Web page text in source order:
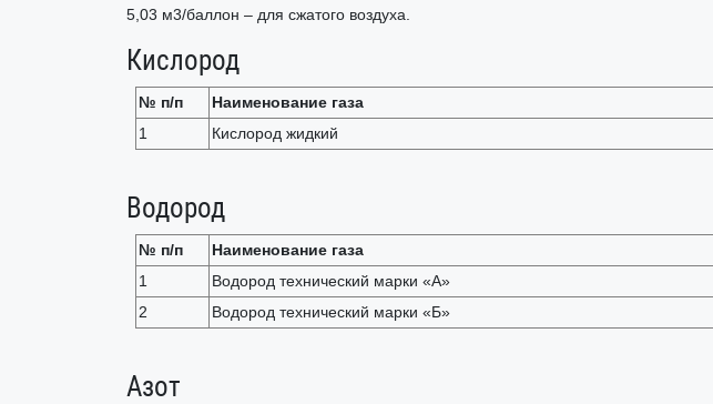
5,03 м3/баллон – для сжатого воздуха.
Кислород
№ п/п Наименование газа
1
Кислород жидкий
Водород
№ п/п Наименование газа
1
Водород технический марки «А»
2
Водород технический марки «Б»
Азот